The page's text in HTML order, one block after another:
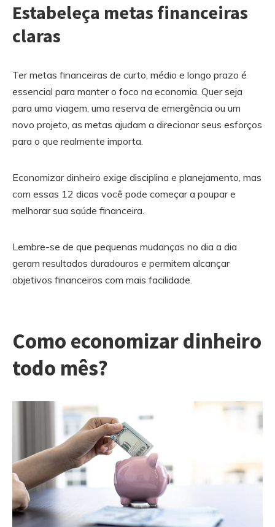
Estabeleça metas financeiras
claras
Ter metas financeiras de curto, médio e longo prazo é
essencial para manter o foco na economia. Quer seja
para uma viagem, uma reserva de emergência ou um
novo projeto, as metas ajudam a direcionar seus esforços
para o que realmente importa.
Economizar dinheiro exige disciplina e planejamento, mas
com essas 12 dicas você pode começar a poupar e
melhorar sua saúde financeira.
Lembre-se de que pequenas mudanças no dia a dia
geram resultados duradouros e permitem alcançar
objetivos financeiros com mais facilidade.
Como economizar dinheiro
todo mês?